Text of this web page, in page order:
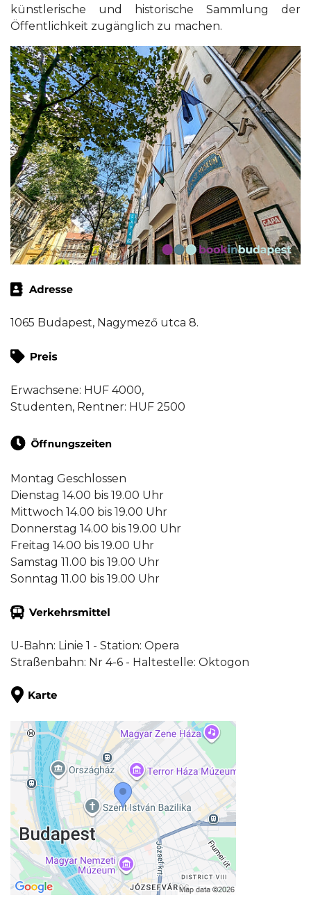
künstlerische und historische Sammlung der
Öffentlichkeit zugänglich zu machen.
1065 Budapest, Nagymező utca 8.
Erwachsene: HUF 4000,
Studenten, Rentner: HUF 2500
Montag Geschlossen
Dienstag 14.00 bis 19.00 Uhr
Mittwoch 14.00 bis 19.00 Uhr
Donnerstag 14.00 bis 19.00 Uhr
Freitag 14.00 bis 19.00 Uhr
Samstag 11.00 bis 19.00 Uhr
Sonntag 11.00 bis 19.00 Uhr
U-Bahn: Linie 1 - Station: Opera
Straßenbahn: Nr 4-6 - Haltestelle: Oktogon